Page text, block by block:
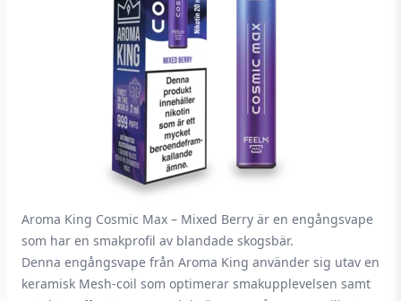
Aroma King Cosmic Max – Mixed Berry är en engångsvape
som har en smakprofil av blandade skogsbär.
Denna engångsvape från Aroma King använder sig utav en
keramisk Mesh-coil som optimerar smakupplevelsen samt